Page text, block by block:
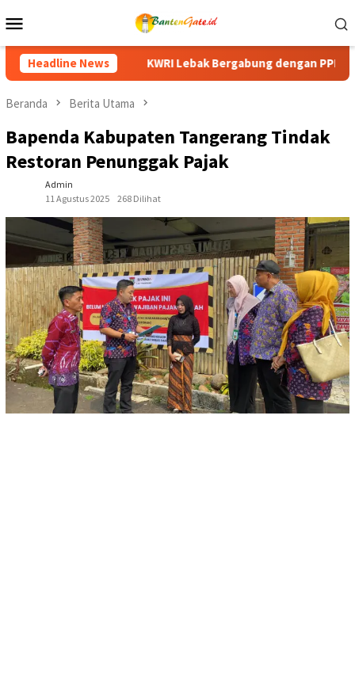
ke
Mobile
Headline News
dengan PPI Gelar Senam Kebugaran HUT ke-81 RI,
Beranda Berita Utama
Bapenda Kabupaten Tangerang Tindak
Restoran Penunggak Pajak
Admin
11 Agustus 2025
268 Dilihat